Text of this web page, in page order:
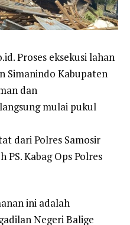
Proses eksekusi lahan
Simanindo Kabupaten
dan
mulai pukul
dari Polres Samosir
Kabag Ops Polres
ini adalah
Negeri Balige